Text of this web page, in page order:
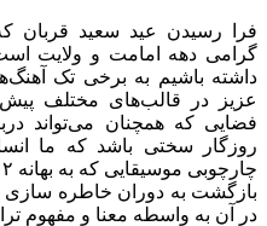
فرا رسیدن عید سعید قربان
گرامی دهه امامت و ولایت
داشته باشیم به برخی تک
عزیز در قالب‌های مختلف
فضایی که همچنان می‌تواند
روزگار سختی باشد که ما
بازگشت به دوران خاطره سازی
در آن به واسطه معنا و مفهوم